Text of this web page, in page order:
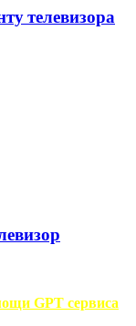
телевизора
GPT сервиса